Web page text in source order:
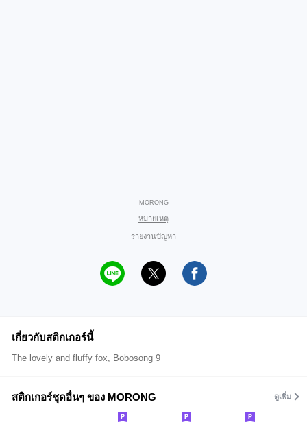
MORONG
หมายเหตุ
รายงานปัญหา
เกี่ยวกับสติกเกอร์นี้
The lovely and fluffy fox, Bobosong 9
สติกเกอร์ชุดอื่นๆ ของ MORONG ดูเพิ่ม